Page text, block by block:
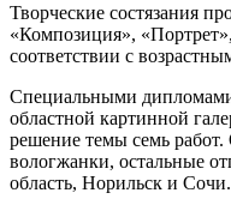
Творческие состязания
«Композиция»,
соответствии с
Специальными
областной картинной
решение темы семь работ.
вологжанки, остальные
область, Норильск и Сочи.